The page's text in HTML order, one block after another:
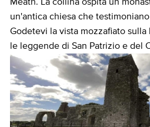
un'antica chiesa che
Godetevi la vista mozzafiato
le leggende di San Patrizio e del